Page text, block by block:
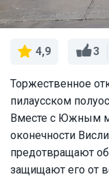
4,9 3
Торжественное
пилаусском
Вместе с Южным
оконечности
предотвращают
защищают его от